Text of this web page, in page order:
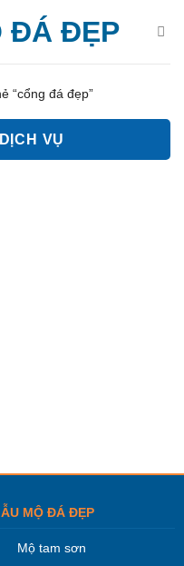
“cổng đá đẹp”
VỤ
MỘ ĐÁ ĐẸP
Mộ tam sơn